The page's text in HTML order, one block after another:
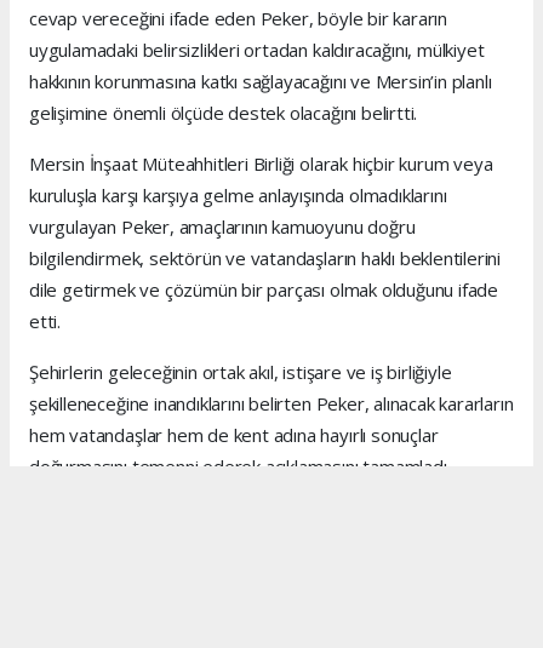
cevap vereceğini ifade eden Peker, böyle bir kararın
uygulamadaki belirsizlikleri ortadan kaldıracağını, mülkiyet
hakkının korunmasına katkı sağlayacağını ve Mersin’in planlı
gelişimine önemli ölçüde destek olacağını belirtti.
Mersin İnşaat Müteahhitleri Birliği olarak hiçbir kurum veya
kuruluşla karşı karşıya gelme anlayışında olmadıklarını
vurgulayan Peker, amaçlarının kamuoyunu doğru
bilgilendirmek, sektörün ve vatandaşların haklı beklentilerini
dile getirmek ve çözümün bir parçası olmak olduğunu ifade
etti.
Şehirlerin geleceğinin ortak akıl, istişare ve iş birliğiyle
şekilleneceğine inandıklarını belirten Peker, alınacak kararların
hem vatandaşlar hem de kent adına hayırlı sonuçlar
doğurmasını temenni ederek açıklamasını tamamladı.